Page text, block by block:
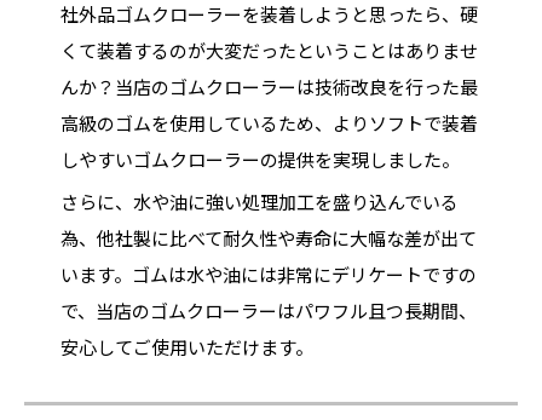
社外品ゴムクローラーを装着しようと思ったら、硬
くて装着するのが大変だったということはありませ
んか？当店のゴムクローラーは技術改良を行った最
高級のゴムを使用しているため、よりソフトで装着
しやすいゴムクローラーの提供を実現しました。
さらに、水や油に強い処理加工を盛り込んでいる
為、他社製に比べて耐久性や寿命に大幅な差が出て
います。ゴムは水や油には非常にデリケートですの
で、当店のゴムクローラーはパワフル且つ長期間、
安心してご使用いただけます。